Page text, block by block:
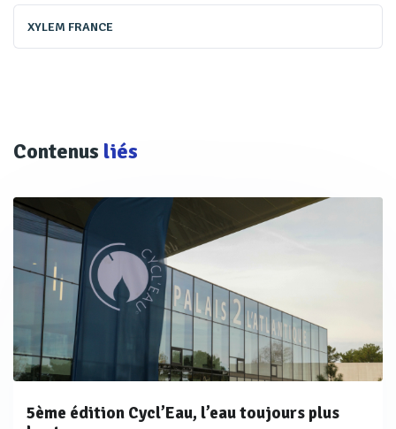
XYLEM FRANCE
Contenus liés
5ème édition Cycl’Eau, l’eau toujours plus